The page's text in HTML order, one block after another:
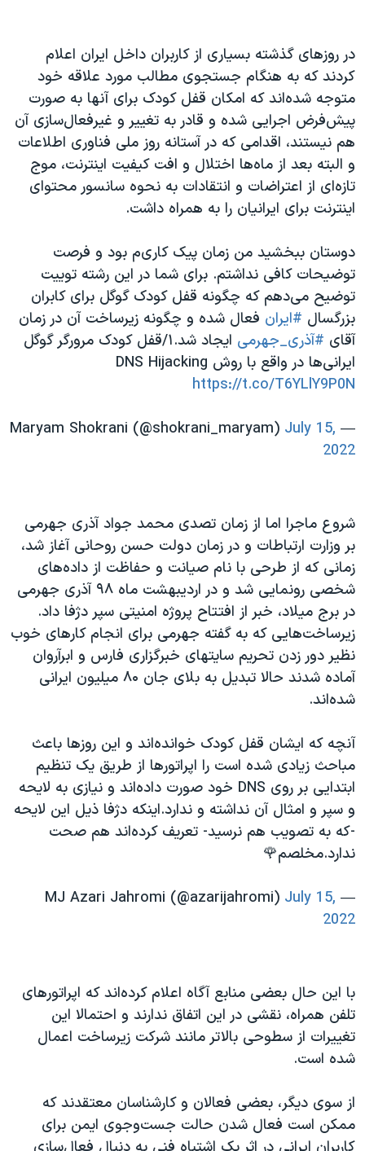
در روزهای گذشته بسیاری از کاربران داخل ایران اعلام
کردند که به هنگام جستجوی مطالب مورد علاقه خود
متوجه شده‌اند که امکان قفل کودک برای آنها به صورت
پیش‌فرض اجرایی شده و قادر به تغییر و غیرفعال‌سازی آن
هم نیستند، اقدامی که در آستانه روز ملی فناوری اطلاعات
و البته بعد از ماه‌ها اختلال و افت کیفیت اینترنت، موج
تازه‌ای از اعتراضات و انتقادات به نحوه سانسور محتوای
اینترنت برای ایرانیان را به همراه داشت.
دوستان ببخشید من زمان پیک کاری‌م بود و فرصت
توضیحات کافی نداشتم. برای شما در این رشته توییت
توضیح می‌دهم که چگونه قفل کودک گوگل برای کابران
بزرگسال #ایران فعال شده و چگونه زیرساخت آن در زمان
آقای #آذری_جهرمی
ایجاد شد.۱/قفل کودک مرورگر گوگل
ایرانی‌ها در واقع با روش DNS Hijacking
https://t.co/T6YLlY9P0N
— Maryam Shokrani (@shokrani_maryam)
July 15,
2022
شروع ماجرا اما از زمان تصدی محمد جواد آذری جهرمی
بر وزارت ارتباطات و در زمان دولت حسن روحانی آغاز شد،
زمانی که از طرحی با نام صیانت و حفاظت از داده‌های
شخصی رونمایی شد و در اردیبهشت ماه ۹۸ آذری جهرمی
در برج میلاد، خبر از افتتاح پروژه امنیتی سپر دژفا داد.
زیرساخت‌هایی که به گفته جهرمی برای انجام کارهای خوب
نظیر دور زدن تحریم سایتهای خبرگزاری فارس و ابرآروان
آماده شدند حالا تبدیل به بلای جان ۸۰ میلیون ایرانی
شده‌اند.
آنچه که ایشان قفل کودک خوانده‌اند و این روزها باعث
مباحث زیادی شده است را اپراتورها از طریق یک تنظیم
ابتدایی بر روی DNS خود صورت داده‌اند و نیازی به لایحه
و سپر و امثال آن نداشته و ندارد.اینکه دژفا ذیل این لایحه
-که به تصویب هم نرسید- تعریف کرده‌اند هم صحت
ندارد.مخلصم🌹
— MJ Azari Jahromi (@azarijahromi)
July 15,
2022
با این حال بعضی منابع آگاه اعلام کرده‌اند که اپراتورهای
تلفن همراه، نقشی در این اتفاق ندارند و احتمالا این
تغییرات از سطوحی بالاتر مانند شرکت زیرساخت اعمال
شده است.
از سوی دیگر، بعضی فعالان و کارشناسان معتقدند که
ممکن است فعال شدن حالت جست‌وجوی ایمن برای